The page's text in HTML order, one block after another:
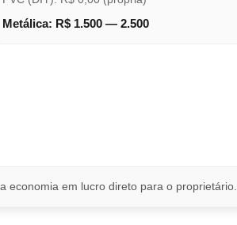
Metálica: R$ 1.500 — 2.500
economia em lucro direto para o proprietário.